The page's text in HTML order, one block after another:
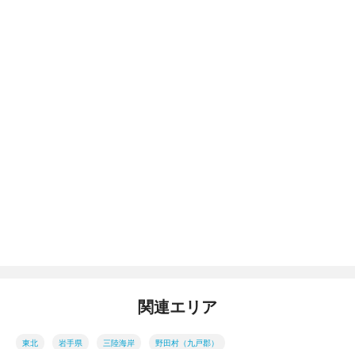
関連エリア
東北 岩手県 三陸海岸 野田村（九戸郡）